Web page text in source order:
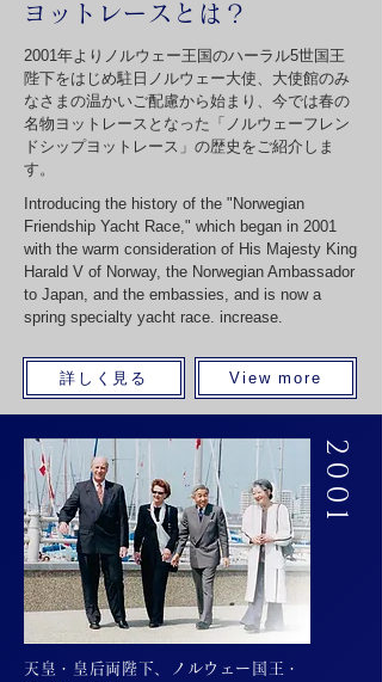
ヨットレースとは？
2001年よりノルウェー王国のハーラル5世国王
陛下をはじめ駐日ノルウェー大使、大使館のみ
なさまの温かいご配慮から始まり、今では春の
名物ヨットレースとなった「ノルウェーフレン
ドシップヨットレース」の歴史をご紹介しま
す。
Introducing the history of the "Norwegian
Friendship Yacht Race," which began in 2001
with the warm consideration of His Majesty King
Harald V of Norway, the Norwegian Ambassador
to Japan, and the embassies, and is now a
spring specialty yacht race. increase.
詳しく見る View more
2001
天皇・皇后両陛下、ノルウェー国王・